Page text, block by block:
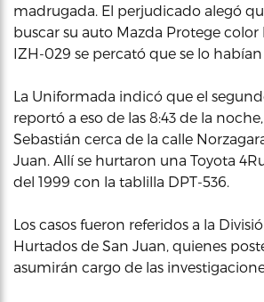
madrugada. El perjudicado alegó
buscar su auto Mazda Protege
IZH-029 se percató que se lo
La Uniformada indicó que el
reportó a eso de las 8:43 de la
Sebastián cerca de la calle
Juan. Allí se hurtaron una Toyota
del 1999 con la tablilla DPT-536.
Los casos fueron referidos a la
Hurtados de San Juan, quienes
asumirán cargo de las